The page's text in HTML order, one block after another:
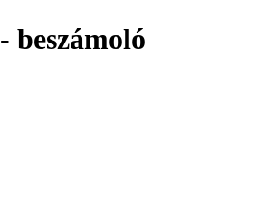
- beszámoló